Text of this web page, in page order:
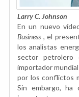
Larry C. Johnson
En un nuevo
Business , el
los analistas
sector petrolero
importador
por los conflictos
Sin embargo, ha